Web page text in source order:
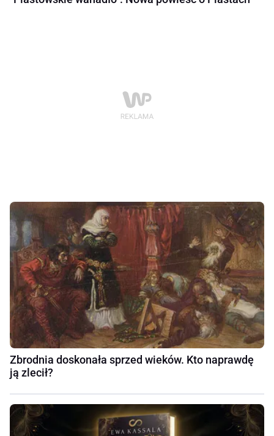
Zbrodnia doskonała sprzed wieków. Kto naprawdę
ją zlecił?